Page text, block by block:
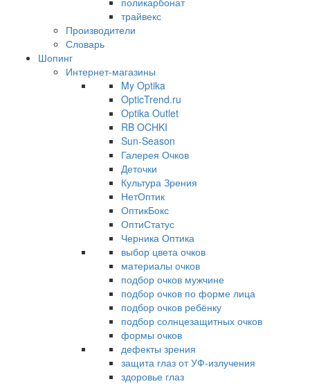
трайвекс
Производители
Словарь
Шопинг
Интернет-магазины
My Optika
OpticTrend.ru
Optika Outlet
RB OCHKI
Sun-Season
Галерея Очков
Деточки
Культура Зрения
НетОптик
ОптикБокс
ОптиСтатус
Черника Оптика
выбор цвета очков
материалы очков
подбор очков мужчине
подбор очков по форме лица
подбор очков ребёнку
подбор солнцезащитных очков
формы очков
дефекты зрения
защита глаз от УФ-излучения
здоровье глаз